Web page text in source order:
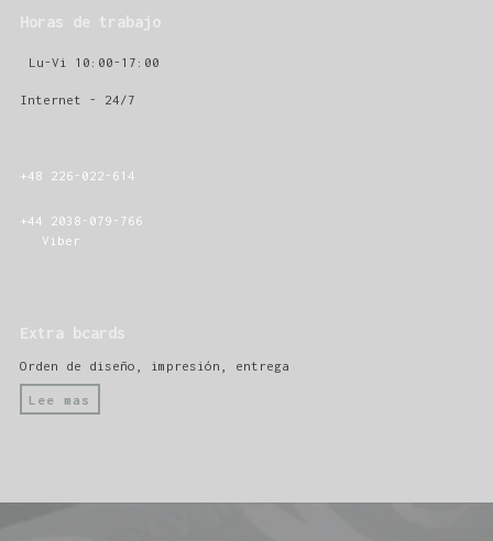
Horas de trabajo
Lu-Vi 10:00-17:00
Internet - 24/7
+48 226-022-614
+44 2038-079-766
Viber
Extra bcards
Orden de diseño, impresión, entrega
Lee mas